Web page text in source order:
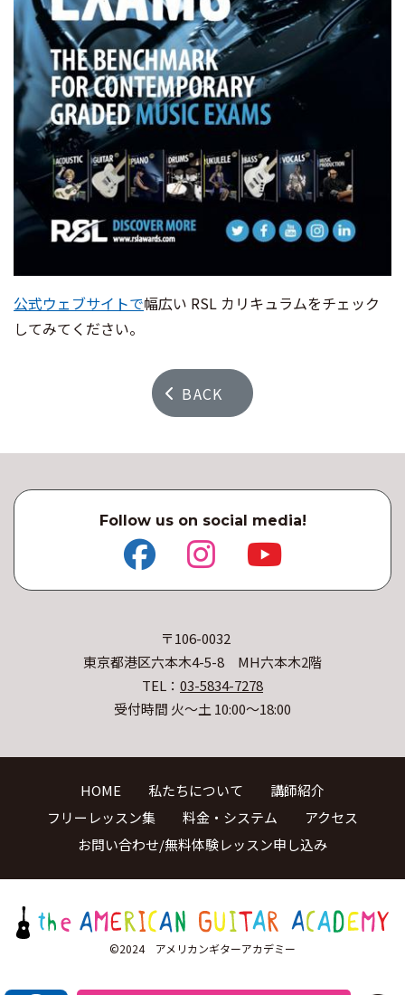
公式ウェブサイトで幅広い RSL カリキュラムをチェック
してみてください。
BACK
Follow us on social media!
〒106-0032
東京都港区六本木4-5-8 MH六本木2階
TEL： 03-5834-7278
受付時間 火〜土 10:00〜18:00
HOME 私たちについて
講師紹介
フリーレッスン集
料金・システム
アクセス
お問い合わせ/無料体験レッスン申し込み
©2024 アメリカンギターアカデミー